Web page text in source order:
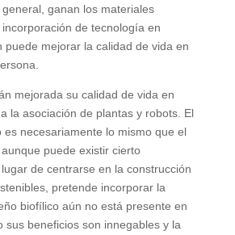
ganan los materiales
de tecnología en
puede mejorar la calidad de vida en
mejorada su calidad de vida en
la asociación de plantas y robots. El
es necesariamente lo mismo que el
puede existir cierto
de centrarse en la construcción
pretende incorporar la
biofílico aún no está presente en
sus beneficios son innegables y la